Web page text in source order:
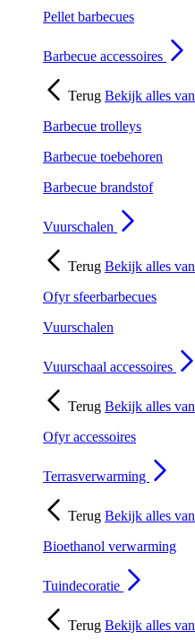
Pellet barbecues
Barbecue accessoires
Terug Bekijk alles van
Barbecue trolleys
Barbecue toebehoren
Barbecue brandstof
Vuurschalen
Terug Bekijk alles van
Ofyr sfeerbarbecues
Vuurschalen
Vuurschaal accessoires
Terug Bekijk alles van
Ofyr accessoires
Terrasverwarming
Terug Bekijk alles van
Bioethanol verwarming
Tuindecoratie
Terug Bekijk alles van